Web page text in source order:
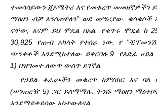
ተመሳሳይውን ጂኦሜትሪ እና የመቁረጥ መመዘኛዎችን
ማዕዘን ብቻ እንሰጠዋለን° ወደ መሣሪያው. ቁሳቁሶች
ናቸው, እናም ይህ ሞዴል በአል. የቁጥሩ ሞዴል ከ
30,925 የጡብ አካላት የተሰራ ነው. የ
ጭንቀቶች እንደሚከተለው ይቀርባሉ. 9. የእድፈ
1) በዝግመተ ለውጥ ውስጥ ይገኛል.
የኃይል ቆራጮችን መቁረጥ ከምስክር እና ባለ
(ሠንጠረዥ 5) ጋር ይስማማሉ. ትንሹ ማዕዘን
እንደማይቀይሰው አስተውለናል.